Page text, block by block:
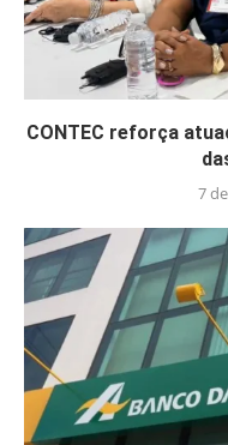
CONTEC reforça
7